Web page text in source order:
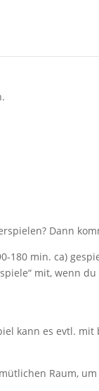
Dann
180 min. ca)
mit, wenn
kann es evtl.
Raum,